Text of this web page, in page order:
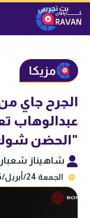
مزيكا
الجرح جاي
عبدالوهاب
"الحضن
شاهيناز
الجمعة 24/أبريل/2026 - 11:30 م